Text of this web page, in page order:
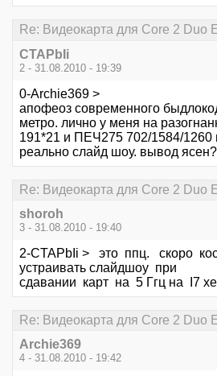
Re: Видеокарта для Core 2 Duo
CTAPbIi
2 - 31.08.2010 - 19:39
0-Archie369 >
апофеоз современного
метро. лично у меня на
191*21 и ПЕЧ275 702/1584/1260
реально слайд шоу. вывод
Re: Видеокарта для Core 2 Duo
shoroh
3 - 31.08.2010 - 19:40
2-CTAPbIi > это ппц. скоро
устраивать слайдшоу при
сдавании карт на 5 Ггц на I7
Re: Видеокарта для Core 2 Duo
Archie369
4 - 31.08.2010 - 19:42